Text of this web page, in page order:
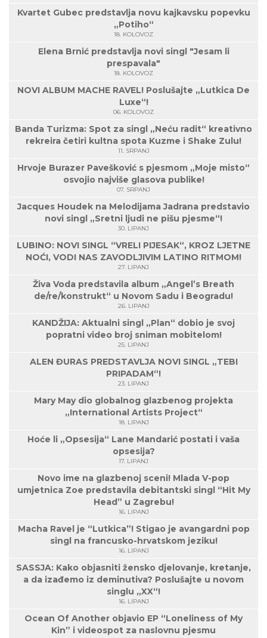
Kvartet Gubec predstavlja novu kajkavsku popevku
„Potiho“
18. KOLOVOZ
Elena Brnić predstavlja novi singl "Jesam li
prespavala"
18. KOLOVOZ
NOVI ALBUM MACHE RAVEL! Poslušajte „Lutkica De
Luxe“!
06. KOLOVOZ
Banda Turizma: Spot za singl „Neću radit“ kreativno
rekreira četiri kultna spota Kuzme i Shake Zulu!
11. SRPANJ
Hrvoje Burazer Pavešković s pjesmom „Moje misto“
osvojio najviše glasova publike!
07. SRPANJ
Jacques Houdek na Melodijama Jadrana predstavio
novi singl „Sretni ljudi ne pišu pjesme“!
30. LIPANJ
LUBINO: NOVI SINGL “VRELI PIJESAK“, KROZ LJETNE
NOĆI, VODI NAS ZAVODLJIVIM LATINO RITMOM!
27. LIPANJ
Živa Voda predstavila album „Angel’s Breath
de/re/konstrukt“ u Novom Sadu i Beogradu!
26. LIPANJ
KANDŽIJA: Aktualni singl „Plan“ dobio je svoj
popratni video broj sniman mobitelom!
25. LIPANJ
ALEN ĐURAS PREDSTAVLJA NOVI SINGL „TEBI
PRIPADAM“!
23. LIPANJ
Mary May dio globalnog glazbenog projekta
„International Artists Project“
18. LIPANJ
Hoće li „Opsesija“ Lane Mandarić postati i vaša
opsesija?
17. LIPANJ
Novo ime na glazbenoj sceni! Mlada V-pop
umjetnica Zoe predstavila debitantski singl “Hit My
Head” u Zagrebu!
16. LIPANJ
Macha Ravel je “Lutkica”! Stigao je avangardni pop
singl na francusko-hrvatskom jeziku!
16. LIPANJ
SASSJA: Kako objasniti žensko djelovanje, kretanje,
a da izađemo iz deminutiva? Poslušajte u novom
singlu „XX“!
16. LIPANJ
Ocean Of Another objavio EP “Loneliness of My
Kin” i videospot za naslovnu pjesmu